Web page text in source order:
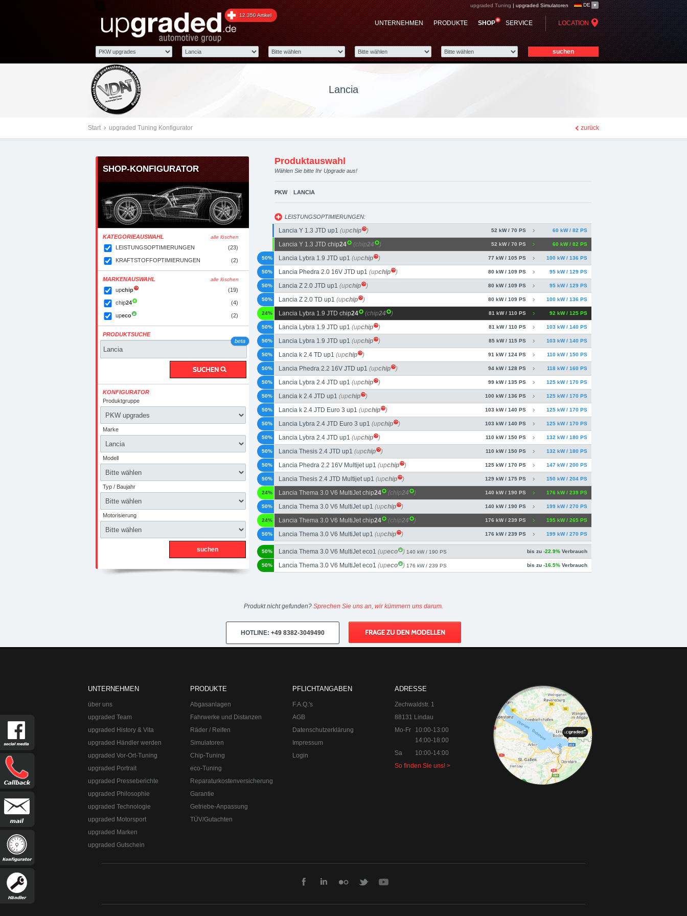
Tuningteile: Lancia upgraded automotive group - Chiptuning,
Kraftstoffoptimierung, Performance Zubehör
12.350 Artikel
DE
LOCATION
SERVICE
SHOP
PRODUKTE
UNTERNEHMEN
upgraded Tuning|upgraded Simulatoren
Lancia
Start upgraded Tuning Konfigurator zurück
SHOP-KONFIGURATOR
KATEGORIEAUSWAHL alle löschen
LEISTUNGSOPTIMIERUNGEN (23)
KRAFTSTOFFOPTIMIERUNGEN (2)
MARKENAUSWAHL alle löschen
upchip (19)
chip24 (4)
upeco (2)
PRODUKTSUCHE
beta
KONFIGURATOR
Produktauswahl
Wählen Sie bitte Ihr Upgrade aus!
PKW| LANCIA
LEISTUNGSOPTIMIERUNGEN:
Lancia Y 1.3 JTD up1 (upchip ) 60 kW / 82 PS
52 kW / 70 PS
Lancia Y 1.3 JTD chip24 (chip24 ) 60 kW / 82 PS
52 kW / 70 PS
Lancia Lybra 1.9 JTD up1 (upchip ) 100 kW / 136 PS
77 kW / 105 PS
50%
Lancia Phedra 2.0 16V JTD up1 (upchip ) 95 kW / 129 PS
80 kW / 109 PS
50%
Lancia Z 2.0 JTD up1 (upchip ) 95 kW / 129 PS
80 kW / 109 PS
50%
Lancia Z 2.0 TD up1 (upchip ) 100 kW / 136 PS
80 kW / 109 PS
50%
Lancia Lybra 1.9 JTD chip24 (chip24 ) 92 kW / 125 PS
81 kW / 110 PS
24%
Lancia Lybra 1.9 JTD up1 (upchip ) 103 kW / 140 PS
81 kW / 110 PS
50%
Lancia Lybra 1.9 JTD up1 (upchip ) 103 kW / 140 PS
85 kW / 115 PS
50%
Lancia k 2.4 TD up1 (upchip ) 110 kW / 150 PS
91 kW / 124 PS
50%
Lancia Phedra 2.2 16V JTD up1 (upchip ) 118 kW / 160 PS
94 kW / 128 PS
50%
Lancia Lybra 2.4 JTD up1 (upchip ) 125 kW / 170 PS
99 kW / 135 PS
50%
Lancia k 2.4 JTD up1 (upchip ) 125 kW / 170 PS
100 kW / 136 PS
50%
Lancia k 2.4 JTD Euro 3 up1 (upchip ) 125 kW / 170 PS
103 kW / 140 PS
50%
Lancia Lybra 2.4 JTD Euro 3 up1 (upchip ) 125 kW / 170 PS
103 kW / 140 PS
50%
Lancia Lybra 2.4 JTD up1 (upchip ) 132 kW / 180 PS
110 kW / 150 PS
50%
Lancia Thesis 2.4 JTD up1 (upchip ) 132 kW / 180 PS
110 kW / 150 PS
50%
Lancia Phedra 2.2 16V Multijet up1 (upchip ) 147 kW / 200 PS
125 kW / 170 PS
50%
Lancia Thesis 2.4 JTD Multijet up1 (upchip ) 150 kW / 204 PS
129 kW / 175 PS
50%
Lancia Thema 3.0 V6 MultiJet chip24 (chip24 ) 176 kW / 239 PS
140 kW / 190 PS
24%
Lancia Thema 3.0 V6 MultiJet up1 (upchip ) 199 kW / 270 PS
140 kW / 190 PS
50%
Lancia Thema 3.0 V6 MultiJet chip24 (chip24 ) 195 kW / 265 PS
176 kW / 239 PS
24%
Lancia Thema 3.0 V6 MultiJet up1 (upchip ) 199 kW / 270 PS
176 kW / 239 PS
50%
Lancia Thema 3.0 V6 MultiJet eco1 (upeco ) 140 kW / 190 PS bis zu -22.9% Verbrauch
50%
Lancia Thema 3.0 V6 MultiJet eco1 (upeco ) 176 kW / 239 PS bis zu -16.5% Verbrauch
50%
Produkt nicht gefunden? Sprechen Sie uns an, wir kümmern uns darum.
HOTLINE: +49 8382-3049490
8382-3049491
upgraded Automotive Group - das Original aus Lindau am Bodensee. Der Spezialist für Chiptuning, Kraftstoffoptimierungen, Felgen, Fahrwerke, Abgasanlagen, Bremsanlagen Motorsport und Individualisierungen.
Straße:
Ort:48529 Nordhorn
UNTERNEHMEN
über uns
upgraded Team
upgraded History & Vita
upgraded Händler werden
upgraded Vor-Ort-Tuning
upgraded Portrait
upgraded Presseberichte
upgraded Philosophie
upgraded Technologie
upgraded Motorsport
upgraded Marken
upgraded Gutschein
PRODUKTE
Abgasanlagen
Fahrwerke und Distanzen
Räder / Reifen
Simulatoren
Chip-Tuning
eco-Tuning
Reparaturkostenversicherung
Garantie
Getriebe-Anpassung
TÜV/Gutachten
PFLICHTANGABEN
F.A.Q.'s
AGB
Datenschutzerklärung
Impressum
Login
ADRESSE
Zechwaldstr. 1
88131 Lindau
Mo-Fr
10:00-13:00
14:00-18:00
Sa
10:00-14:00
So finden Sie uns! >